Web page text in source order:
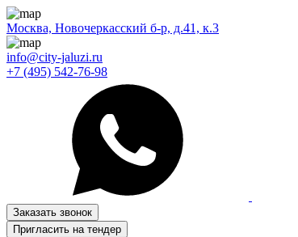
Москва, Новочеркасский б-р, д.41, к.3
info@city-jaluzi.ru
+7 (495) 542-76-98
Заказать звонок
Пригласить на тендер